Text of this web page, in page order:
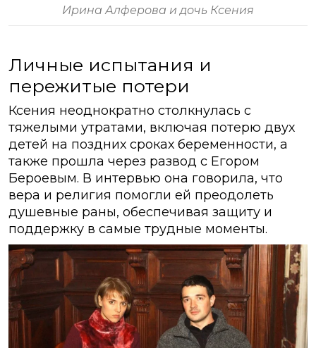
Ирина Алферова и дочь Ксения
Личные испытания и
пережитые потери
Ксения неоднократно столкнулась с
тяжелыми утратами, включая потерю двух
детей на поздних сроках беременности, а
также прошла через развод с Егором
Бероевым. В интервью она говорила, что
вера и религия помогли ей преодолеть
душевные раны, обеспечивая защиту и
поддержку в самые трудные моменты.